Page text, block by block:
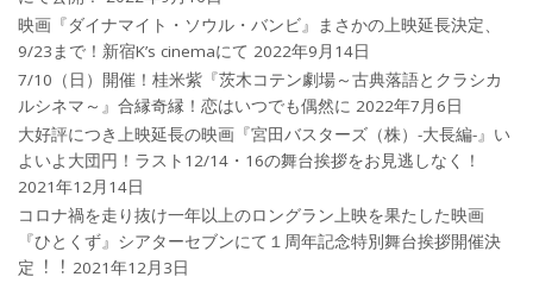
映画『ダイナマイト・ソウル・バンビ』まさかの上映延長決定、
9/23まで！新宿K’s cinemaにて 2022年9月14日
7/10（日）開催！桂米紫『茨木コテン劇場～古典落語とクラシカ
ルシネマ～』合縁奇縁！恋はいつでも偶然に 2022年7月6日
大好評につき上映延長の映画『宮田バスターズ（株）-大長編-』い
よいよ大団円！ラスト12/14・16の舞台挨拶をお見逃しなく！
2021年12月14日
コロナ禍を⾛り抜け⼀年以上のロングラン上映を果たした映画
『ひとくず』シアターセブンにて１周年記念特別舞台挨拶開催決
定︕︕ 2021年12月3日